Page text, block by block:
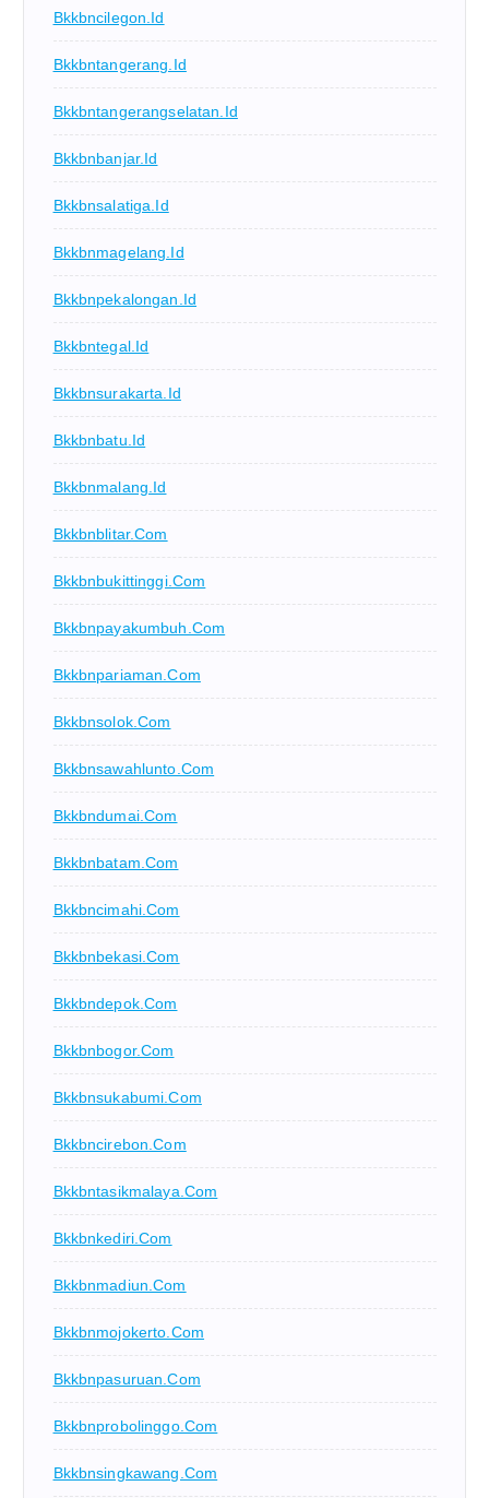
Bkkbncilegon.id
Bkkbntangerang.id
Bkkbntangerangselatan.id
Bkkbnbanjar.id
Bkkbnsalatiga.id
Bkkbnmagelang.id
Bkkbnpekalongan.id
Bkkbntegal.id
Bkkbnsurakarta.id
Bkkbnbatu.id
Bkkbnmalang.id
Bkkbnblitar.com
Bkkbnbukittinggi.com
Bkkbnpayakumbuh.com
Bkkbnpariaman.com
Bkkbnsolok.com
Bkkbnsawahlunto.com
Bkkbndumai.com
Bkkbnbatam.com
Bkkbncimahi.com
Bkkbnbekasi.com
Bkkbndepok.com
Bkkbnbogor.com
Bkkbnsukabumi.com
Bkkbncirebon.com
Bkkbntasikmalaya.com
Bkkbnkediri.com
Bkkbnmadiun.com
Bkkbnmojokerto.com
Bkkbnpasuruan.com
Bkkbnprobolinggo.com
Bkkbnsingkawang.com